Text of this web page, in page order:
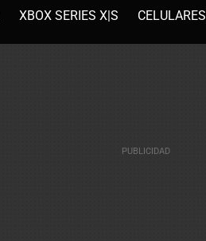
XBOX SERIES X|S CELULARES